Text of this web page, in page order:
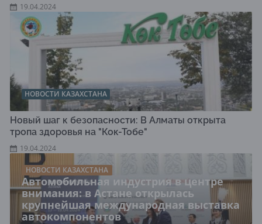
19.04.2024
НОВОСТИ КАЗАХСТАНА
Новый шаг к безопасности: В Алматы открыта
тропа здоровья на "Кок-Тобе"
19.04.2024
НОВОСТИ КАЗАХСТАНА
Автомобильная индустрия в центре
внимания: в Астане открылась
крупнейшая международная выставка
автокомпонентов